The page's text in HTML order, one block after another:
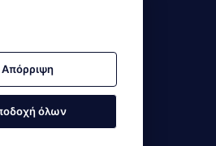
Απόρριψη
όλων